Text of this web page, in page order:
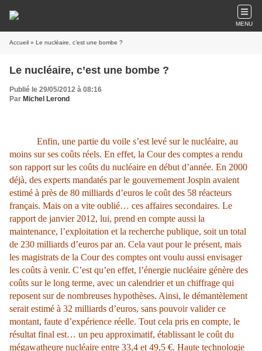
MENU
Accueil » Le nucléaire, c’est une bombe ?
Le nucléaire, c’est une bombe ?
Publié le 29/05/2012 à 08:16
Par Michel Lerond
Enfin, une partie du voile s’est levé sur le nucléaire, au
moins sur ses coûts réels. En effet, la Cour des comptes a rendu
son rapport sur les coûts du nucléaire en début d’année. En 2000
déjà, des experts mandatés par le gouvernement Jospin avaient
estimé à près de 80 milliards d’euros le coût des 58 réacteurs
français. Mais on a vite oublié… ces affaires secondaires. Le
rapport de janvier 2012, lui, prend en compte aussi la
maintenance, l’exploitation et la recherche publique, soit un total
de 230 milliards d’euros par an. Cela vaut pour le présent, mais
les magistrats de la Cour des comptes ont voulu aussi envisager
les coûts à venir. C’est qu’en effet, l’énergie nucléaire génère des
coûts sur le long terme, avec un calendrier et un chiffrage qui
reposent sur de nombreuses hypothèses. Ainsi, le démantèlement
serait estimé à 32 milliards d’euros, sans pouvoir valider ce
montant, faute d’expérience réelle. Tout cela pris en compte, le
résultat final est… un peu approximatif, établissant le coût du
mégawatheure nucléaire entre 33,4 et 49,5 €. Haute technologie